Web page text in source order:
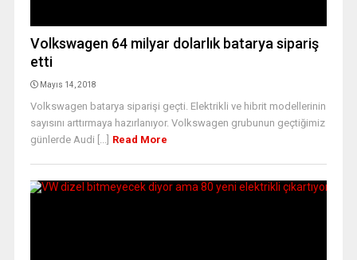
Volkswagen 64 milyar dolarlık batarya sipariş
etti
Mayıs 14, 2018
Volkswagen batarya siparişi geçti. Elektrikli ve hibrit modellerinin
sayısını arttırmaya hazırlanıyor. Volkswagen grubunun geçtiğimiz
günlerde Audi [...] Read More